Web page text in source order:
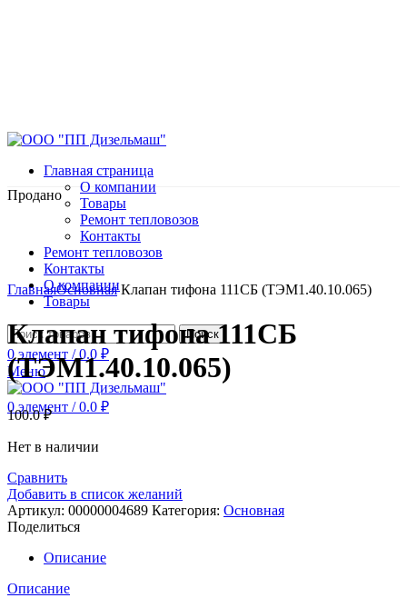
Главная страница
О компании
Товары
Ремонт тепловозов
Контакты
Ремонт тепловозов
Контакты
О компании
Товары
Поиск
0элемент / 0.0 ₽
Меню
0элемент / 0.0 ₽
Продано
Нажмите, чтобы увеличить
ГлавнаяОсновнаяКлапан тифона 111СБ (ТЭМ1.40.10.065)
Клапан тифона 111СБ
(ТЭМ1.40.10.065)
100.0₽
Нет в наличии
Сравнить
Добавить в список желаний
Артикул: 00000004689 Категория: Основная
Поделиться
Описание
Описание